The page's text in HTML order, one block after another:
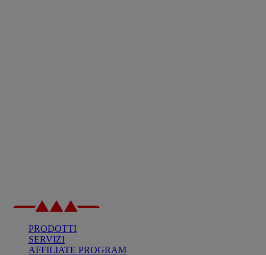
PRODOTTI
SERVIZI
AFFILIATE PROGRAM